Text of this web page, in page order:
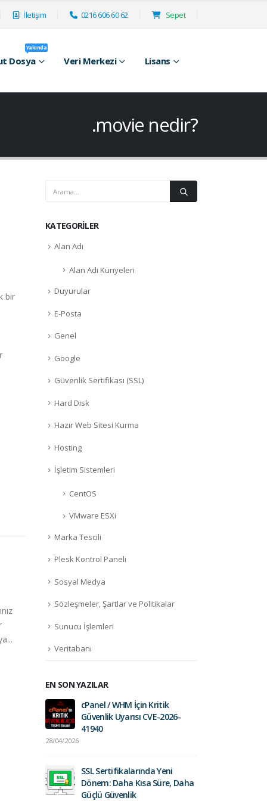
İletişim 0216 606 60 62 Sepet
Dosya
Yakında
Veri Merkezi Lisans
.movie nedir?
bir
27
Mar
Web adresiniz sizin için çalışsın.
Günümüzde ulaşım alanı
götürmek...
KATEGORILER
Alan Adı
Alan Adı Künyeleri
Duyurular
E-Posta
Genel
Google
Güvenlik Sertifikası (SSL)
Hard Disk
Hazır Web Sitesi Kurma
Hosting
İşletim Sistemleri
CentOS
VMware ESXi
Marka Tescili
Plesk Kontrol Paneli
Sosyal Medya
Sözleşmeler, Şartlar ve Politikalar
Sunucu İşlemleri
Veritabanı
EN SON YAZILAR
cPanel / WHM İçin Kritik
Güvenlik Uyarısı CVE-2026-
41940
28/04/2026
SSL Sertifikalarında Yeni
Dönem: Daha Kısa Süre, Daha
Güçlü Güvenlik